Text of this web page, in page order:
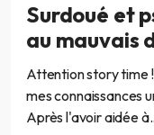
Surdoué et
au mauvais
Attention story time
mes connaissances
Après l'avoir aidée